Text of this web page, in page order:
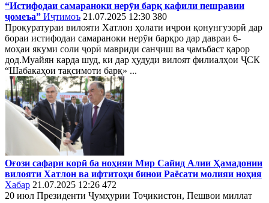
“Истифодаи самараноки нерӯи барқ кафили пешравии
ҷомеъа” Иҷтимоъ 21.07.2025 12:30 380
Прокуратураи вилояти Хатлон ҳолати иҷрои қонунгузорӣ дар
бораи истифодаи самараноки нерӯи барқро дар давраи 6-
моҳаи якуми соли ҷорӣ мавриди санҷиш ва ҷамъбаст қарор
дод.Муайян карда шуд, ки дар ҳудуди вилоят филиалҳои ҶСК
“Шабакаҳои тақсимоти барқ» ...
Оғози сафари корӣ ба ноҳияи Мир Сайид Алии Ҳамадонии
вилояти Хатлон ва ифтитоҳи бинои Раёсати молияи ноҳия
Хабар 21.07.2025 12:26 472
20 июл Президенти Ҷумҳурии Тоҷикистон, Пешвои миллат